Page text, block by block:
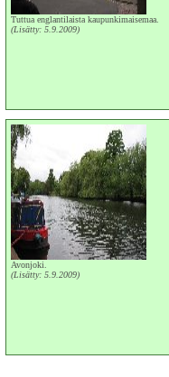
Tuttua englantilaista kaupunkimaisemaa.
(Lisätty: 5.9.2009)
Avonjoki.
(Lisätty: 5.9.2009)